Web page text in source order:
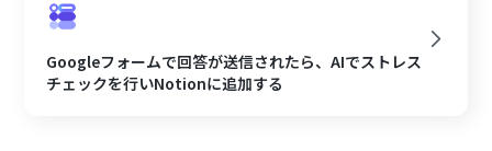
Googleフォームで回答が送信されたら、AIでストレス
チェックを行いNotionに追加する